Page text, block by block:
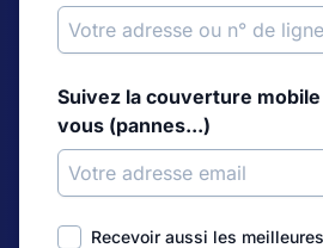
Suivez la couverture
vous (pannes...)
Recevoir aussi les